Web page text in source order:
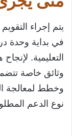
يتم إجراء
في بداية وحدة
التعليمية.
وثائق خاصة
وخطط لمعالجة
نوع الدعم